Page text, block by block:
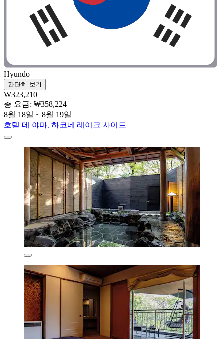
Hyundo
간단히 보기
₩323,210
총 요금: ₩358,224
8월 18일 ~ 8월 19일
호텔 데 야마, 하코네 레이크 사이드